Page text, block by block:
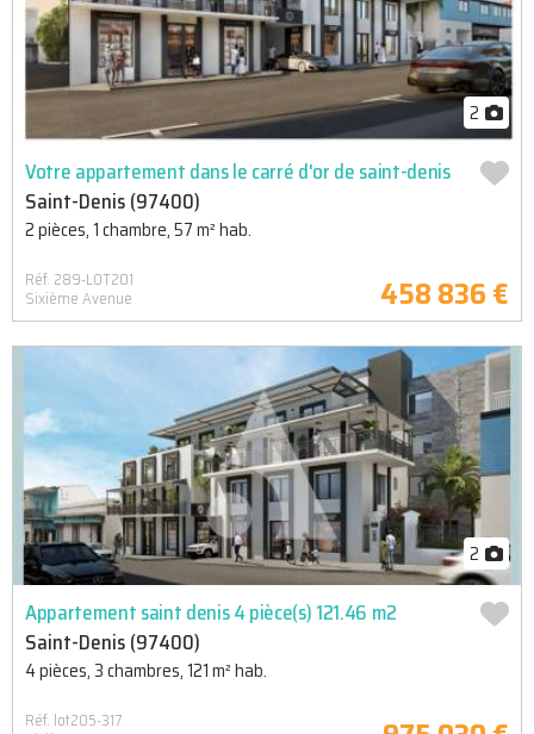
2
Votre appartement dans le carré d'or de saint-denis
Saint-Denis (97400)
2 pièces, 1 chambre, 57 m² hab.
Réf. 289-LOT201
Sixième Avenue 458 836 €
2
Appartement saint denis 4 pièce(s) 121.46 m2
Saint-Denis (97400)
4 pièces, 3 chambres, 121 m² hab.
Réf. lot205-317